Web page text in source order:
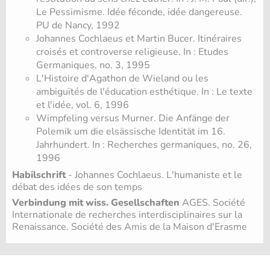
Le Pessimisme. Idée féconde, idée dangereuse.
PU de Nancy, 1992
Johannes Cochlaeus et Martin Bucer. Itinéraires
croisés et controverse religieuse. In : Etudes
Germaniques, no. 3, 1995
L'Histoire d'Agathon de Wieland ou les
ambiguïtés de l'éducation esthétique. In : Le texte
et l'idée, vol. 6, 1996
Wimpfeling versus Murner. Die Anfänge der
Polemik um die elsässische Identität im 16.
Jahrhundert. In : Recherches germaniques, no. 26,
1996
Habilschrift- Johannes Cochlaeus. L'humaniste et le
débat des idées de son temps
Verbindung mit wiss. Gesellschaften AGES. Société
Internationale de recherches interdisciplinaires sur la
Renaissance. Société des Amis de la Maison d'Erasme